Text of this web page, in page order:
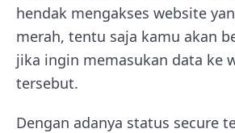
hendak mengakses website
merah, tentu saja kamu akan
jika ingin memasukan data ke
tersebut.
Dengan adanya status secure